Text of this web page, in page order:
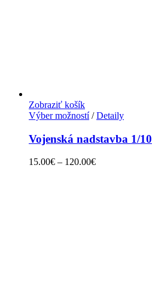
Zobraziť košík
Výber možností/ Detaily
Vojenská nadstavba 1/10
15.00€ – 120.00€